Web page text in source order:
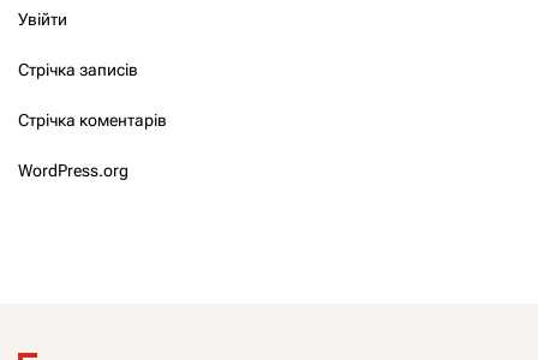
Увійти
Стрічка записів
Стрічка коментарів
WordPress.org